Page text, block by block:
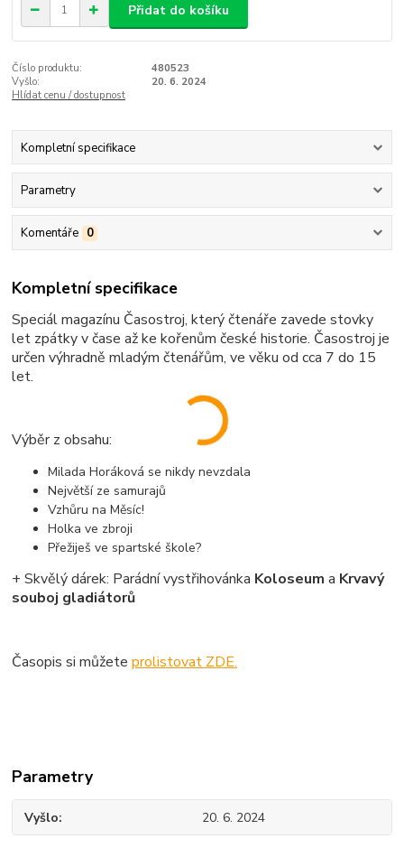
Přidat do košíku
Číslo produktu:
480523
Vyšlo:
20. 6. 2024
Hlídat cenu / dostupnost
Kompletní specifikace
Parametry
Komentáře 0
Kompletní specifikace
Speciál magazínu Časostroj, který čtenáře zavede stovky
let zpátky v čase až ke kořenům české historie. Časostroj je
určen výhradně mladým čtenářům, ve věku od cca 7 do 15
let.
Výběr z obsahu:
Milada Horáková se nikdy nevzdala
Největší ze samurajů
Vzhůru na Měsíc!
Holka ve zbroji
Přežiješ ve spartské škole?
+ Skvělý dárek: Parádní vystřihovánka Koloseum a Krvavý
souboj gladiátorů
Časopis si můžeteprolistovat ZDE.
Parametry
Vyšlo 20. 6. 2024